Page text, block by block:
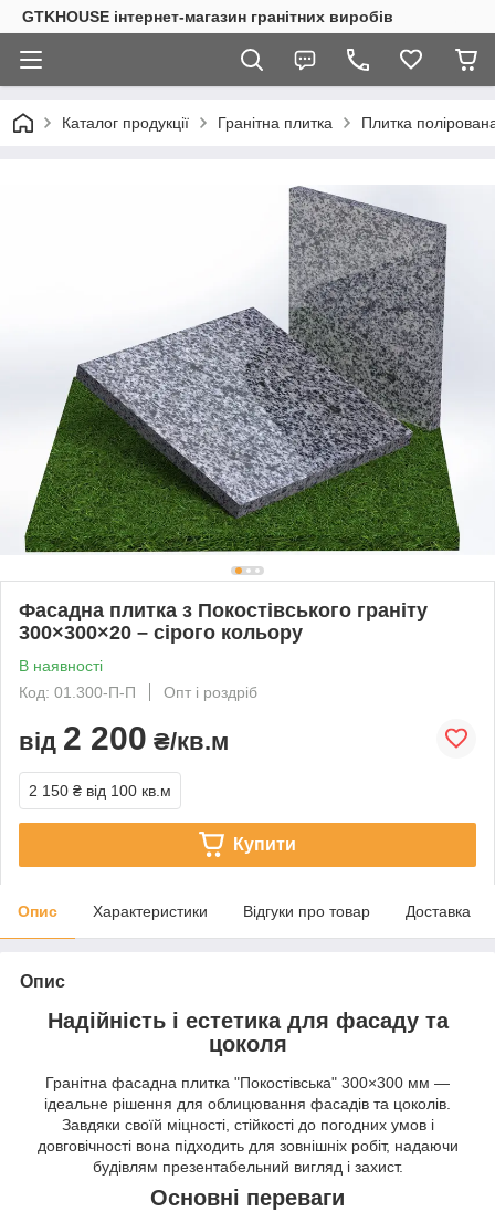
GTKHOUSE інтернет-магазин гранітних виробів
Каталог продукції Гранітна плитка Плитка
Фасадна плитка з Покостівського граніту
300×300×20 – сірого кольору
В наявності
Код: 01.300-П-П
Опт і роздріб
від 2 200 ₴/кв.м
2 150 ₴ від 100 кв.м
Купити
Опис Характеристики Відгуки про товар Доставка
Опис
Надійність і естетика для фасаду та
цоколя
Гранітна фасадна плитка "Покостівська" 300×300 мм —
ідеальне рішення для облицювання фасадів та цоколів.
Завдяки своїй міцності, стійкості до погодних умов і
довговічності вона підходить для зовнішніх робіт, надаючи
будівлям презентабельний вигляд і захист.
Основні переваги